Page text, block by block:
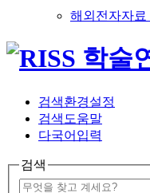
해외전자자료
검색환경설정
검색도움말
다국어입력
검색